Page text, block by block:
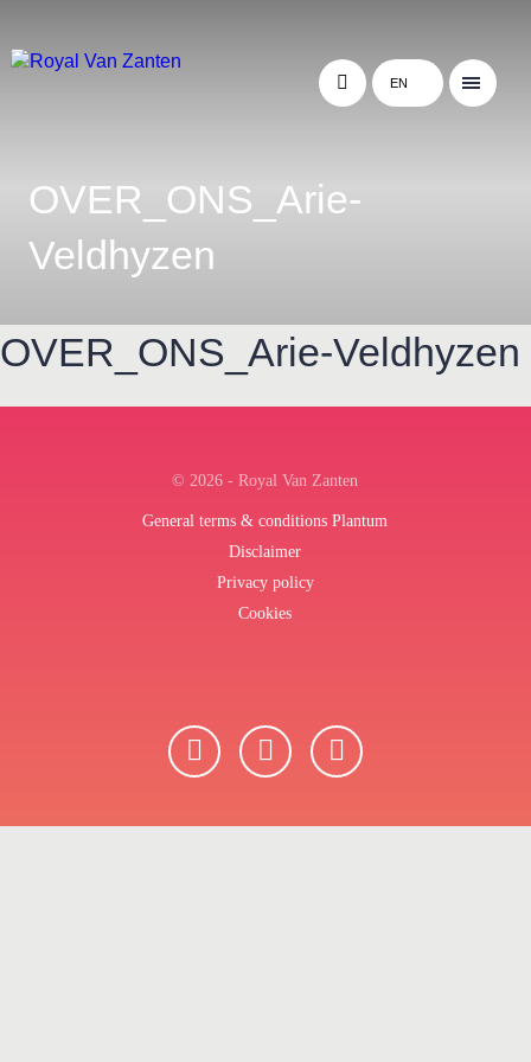
EN
OVER_ONS_Arie-
Veldhyzen
OVER_ONS_Arie-Veldhyzen
© 2026 - Royal Van Zanten
General terms & conditions Plantum
Disclaimer
Privacy policy
Cookies